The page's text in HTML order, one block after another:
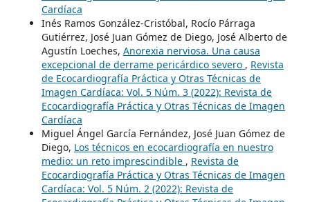
Cardíaca
Inés Ramos González-Cristóbal, Rocío Párraga
Gutiérrez, José Juan Gómez de Diego, José Alberto de
Agustín Loeches, Anorexia nerviosa. Una causa
excepcional de derrame pericárdico severo , Revista
de Ecocardiografía Práctica y Otras Técnicas de
Imagen Cardíaca: Vol. 5 Núm. 3 (2022): Revista de
Ecocardiografía Práctica y Otras Técnicas de Imagen
Cardíaca
Miguel Ángel García Fernández, José Juan Gómez de
Diego, Los técnicos en ecocardiografía en nuestro
medio: un reto imprescindible , Revista de
Ecocardiografía Práctica y Otras Técnicas de Imagen
Cardíaca: Vol. 5 Núm. 2 (2022): Revista de